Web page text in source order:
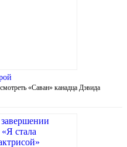
«Саван» канадца Дэвида